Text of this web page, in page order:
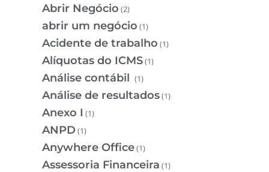
Abrir Negócio (2)
abrir um negócio (1)
Acidente de trabalho (1)
Alíquotas do ICMS(1)
Análise contábil (1)
Análise de resultados(1)
Anexo I (1)
ANPD (1)
Anywhere Office(1)
Assessoria Financeira (1)